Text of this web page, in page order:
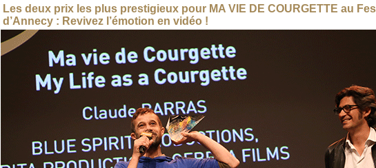
Les deux prix les plus prestigieux pour MA VIE DE COURGETTE au
d’Annecy : Revivez l’émotion en vidéo !